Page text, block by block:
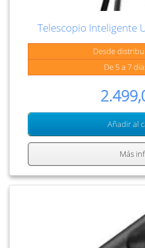
Telescopio Inteligente
Desde
De 5 a 7
Añadir al
Más